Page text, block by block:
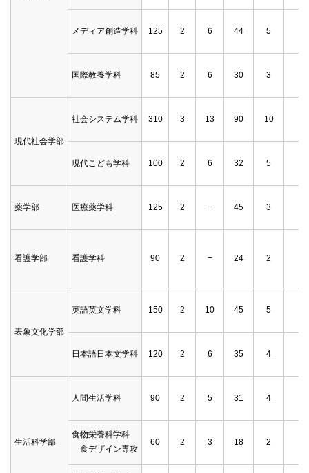
メディア創造学科 125 2 6 44 5
国際教養学科 85 2 6 30 3
現代社会学部
社会システム学科 310 3 13 90 10
現代こども学科 100 2 6 32 5
薬学部 医療薬学科 125 2 − 45 3
看護学部 看護学科 90 2 − 24 2
表象文化学部
英語英文学科 150 2 10 45 5
日本語日本文学科 120 2 6 35 4
生活科学部
人間生活学科 90 2 5 31 4
食物栄養科学科
食デザイン専攻
60 2 3 18 2